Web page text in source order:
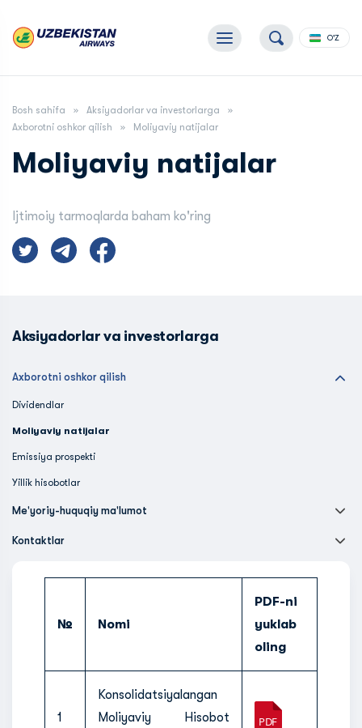
O'Z
Bosh sahifa
Aksiyadorlar va investorlarga
Axborotni oshkor qilish
Moliyaviy natijalar
Moliyaviy natijalar
Ijtimoiy tarmoqlarda baham ko'ring
Aksiyadorlar va investorlarga
Axborotni oshkor qilish
Dividendlar
Moliyaviy natijalar
Emissiya prospekti
Yillik hisobotlar
Me'yoriy-huquqiy ma'lumot
Kontaktlar
№ Nomi
PDF-ni
yuklab
oling
1
Konsolidatsiyalangan
Moliyaviy Hisobot